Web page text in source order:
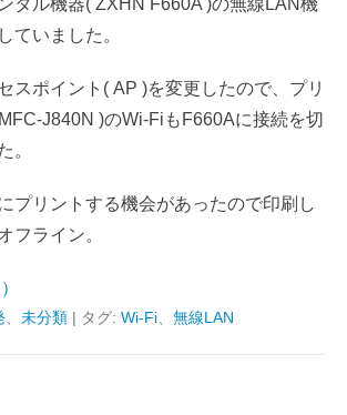
タル機器( ZXHN F660A )の無線LAN機
ていました。
スポイント( AP )を変更したので、プリ
J840N )のWi-FiもF660Aに接続を切
。
プリントする機会があったので印刷し
フライン。
未分類 | タグ: Wi-Fi 無線LAN